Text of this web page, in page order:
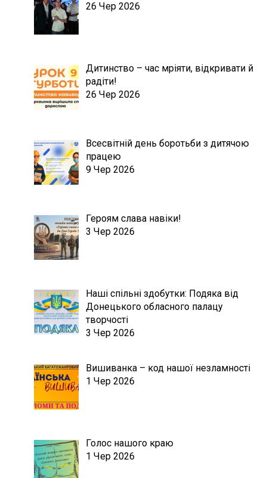
26 Чер 2026
Дитинство – час мріяти, відкривати й
радіти!
26 Чер 2026
Всесвітній день боротьби з дитячою
працею
9 Чер 2026
Героям слава навіки!
3 Чер 2026
Наші спільні здобутки: Подяка від
Донецького обласного палацу
творчості
3 Чер 2026
Вишиванка – код нашої незламності
1 Чер 2026
Голос нашого краю
1 Чер 2026